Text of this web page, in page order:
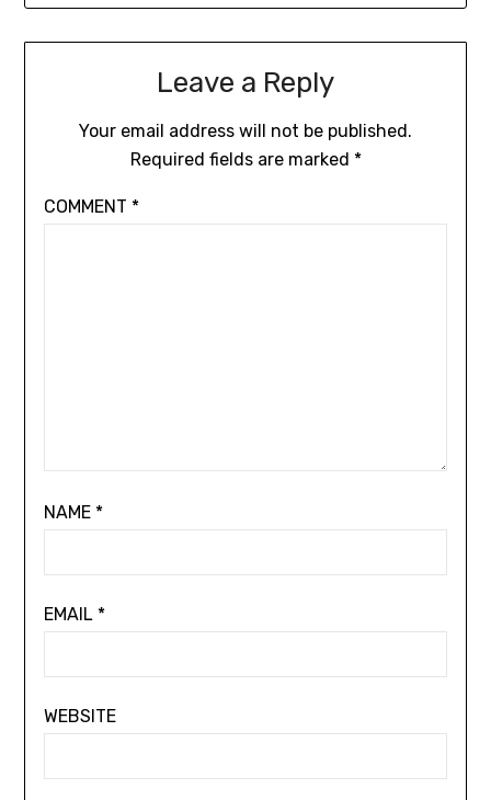
Leave a Reply
Your email address will not be published.
Required fields are marked *
COMMENT *
NAME *
EMAIL *
WEBSITE